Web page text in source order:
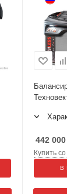
442 000
Купить
В